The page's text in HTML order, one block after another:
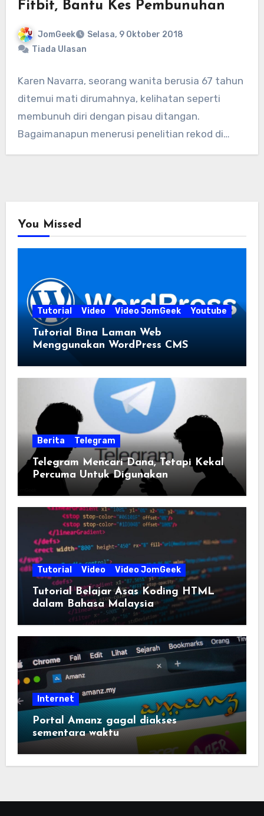
Fitbit, Bantu Kes Pembunuhan
JomGeek
Selasa, 9 Oktober 2018
Tiada Ulasan
Karen Navarra, seorang wanita berusia 67 tahun
ditemui mati dirumahnya, kelihatan seperti
membunuh diri dengan pisau ditangan.
Bagaimanapun menerusi penelitian rekod di…
You Missed
Tutorial Video Video JomGeek Youtube
Tutorial Bina Laman Web
Menggunakan WordPress CMS
Berita Telegram
Telegram Mencari Dana, Tetapi Kekal
Percuma Untuk Digunakan
Tutorial Video Video JomGeek
Tutorial Belajar Asas Koding HTML
dalam Bahasa Malaysia
Internet
Portal Amanz gagal diakses
sementara waktu